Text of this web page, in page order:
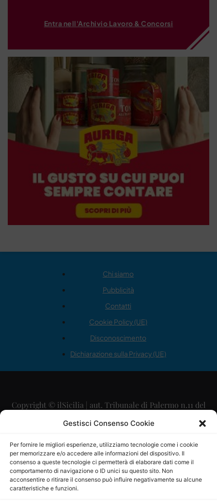
Gestisci Consenso Cookie
Per fornire le migliori esperienze, utilizziamo tecnologie come i cookie
per memorizzare e/o accedere alle informazioni del dispositivo. Il
consenso a queste tecnologie ci permetterà di elaborare dati come il
comportamento di navigazione o ID unici su questo sito. Non
acconsentire o ritirare il consenso può influire negativamente su alcune
caratteristiche e funzioni.
Entra nell'Archivio Lavoro & Concorsi
Chi siamo
Pubblicità
Contatti
Cookie Policy (UE)
Disconoscimento
Dichiarazione sulla Privacy (UE)
Copyright © ilSicilia | aut. Tribunale di Palermo n.11 del
29/09/2015
Direttore Editoriale: Maurizio Scaglione
Direttore Responsabile: Maria Calabrese